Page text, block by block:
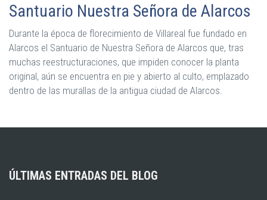
a
la
navegación
Santuario Nuestra Señora de Alarcos
Durante la época de florecimiento de Villareal fue fundado en
Alarcos el Santuario de Nuestra Señora de Alarcos que, tras
muchas reestructuraciones, que impiden conocer la planta
original, aún se encuentra en pie y abierto al culto, emplazado
dentro de las murallas de la antigua ciudad de Alarcos.
ÚLTIMAS ENTRADAS DEL BLOG